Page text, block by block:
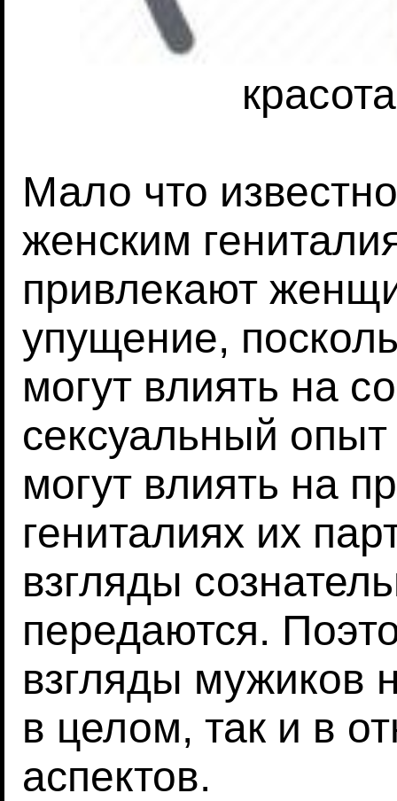
Мало что
женским
привлекают
упущение,
могут влиять на
сексуальный
могут влиять на
гениталиях их
взгляды
передаются.
взгляды мужиков
в целом, так и в
аспектов.